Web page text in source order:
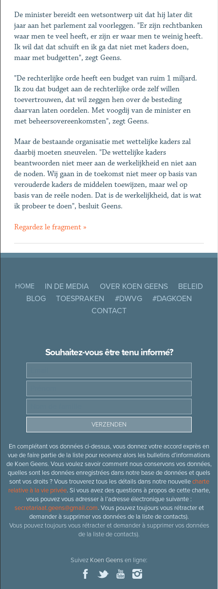
De minister bereidt een wetsontwerp uit dat hij later dit
jaar aan het parlement zal voorleggen. "Er zijn rechtbanken
waar men te veel heeft, er zijn er waar men te weinig heeft.
Ik wil dat dat schuift en ik ga dat niet met kaders doen,
maar met budgetten", zegt Geens.
"De rechterlijke orde heeft een budget van ruim 1 miljard.
Ik zou dat budget aan de rechterlijke orde zelf willen
toevertrouwen, dat wil zeggen hen over de besteding
daarvan laten oordelen. Met voogdij van de minister en
met beheersovereenkomsten", zegt Geens.
Maar de bestaande organisatie met wettelijke kaders zal
daarbij moeten sneuvelen. "De wettelijke kaders
beantwoorden niet meer aan de werkelijkheid en niet aan
de noden. Wij gaan in de toekomst niet meer op basis van
verouderde kaders de middelen toewijzen, maar wel op
basis van de reële noden. Dat is de werkelijkheid, dat is wat
ik probeer te doen", besluit Geens.
Regardez le fragment »
HOME IN DE MEDIA OVER KOEN GEENS
BELEID
BLOG
TOESPRAKEN #DWVG
#DAGKOEN
CONTACT
Souhaitez-vous être tenu informé?
En complétant vos données ci-dessus, vous donnez votre accord exprès en
vue de faire partie de la liste pour recevrez alors les bulletins d’informations
de Koen Geens. Vous voulez savoir comment nous conservons vos données,
quelles sont les données enregistrées dans notre base de données et quels
sont vos droits ? Vous trouverez tous les détails dans notre nouvellecharte
relative à la vie privée. Si vous avez des questions à propos de cette charte,
vous pouvez vous adresser à l’adresse électronique suivante :
secretariaat.geens@gmail.com. Vous pouvez toujours vous rétracter et
demander à supprimer vos données de la liste de contacts).
Vous pouvez toujours vous rétracter et demander à supprimer vos données
de la liste de contacts).
Suivez Koen Geensen ligne: